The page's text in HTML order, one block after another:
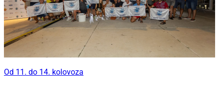
Od 11. do 14. kolovoza